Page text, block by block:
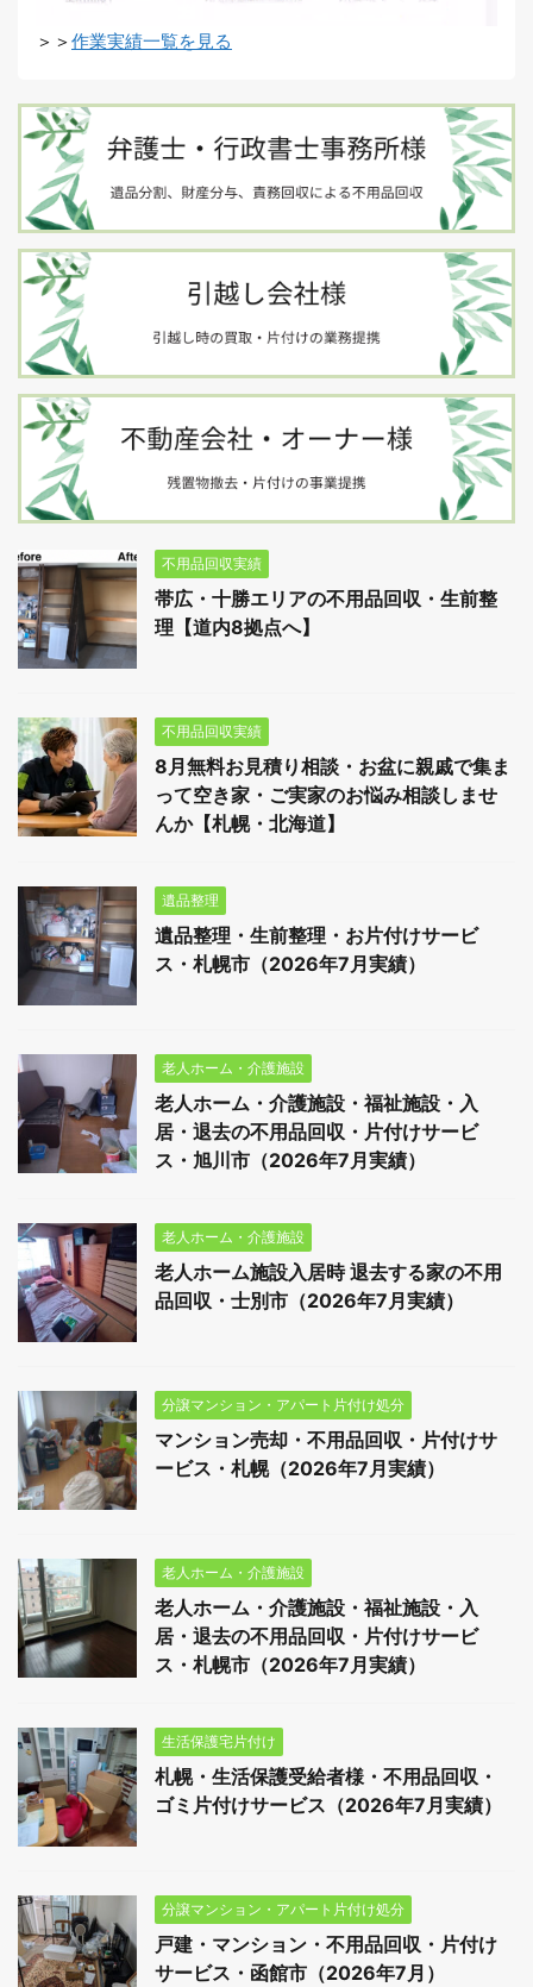
＞＞ 作業実績一覧を見る
不用品回収実績
帯広・十勝エリアの不用品回収・生前整
理【道内8拠点へ】
不用品回収実績
8月無料お見積り相談・お盆に親戚で集ま
って空き家・ご実家のお悩み相談しませ
んか【札幌・北海道】
遺品整理
遺品整理・生前整理・お片付けサービ
ス・札幌市（2026年7月実績）
老人ホーム・介護施設
老人ホーム・介護施設・福祉施設・入
居・退去の不用品回収・片付けサービ
ス・旭川市（2026年7月実績）
老人ホーム・介護施設
老人ホーム施設入居時 退去する家の不用
品回収・士別市（2026年7月実績）
分譲マンション・アパート片付け処分
マンション売却・不用品回収・片付けサ
ービス・札幌（2026年7月実績）
老人ホーム・介護施設
老人ホーム・介護施設・福祉施設・入
居・退去の不用品回収・片付けサービ
ス・札幌市（2026年7月実績）
生活保護宅片付け
札幌・生活保護受給者様・不用品回収・
ゴミ片付けサービス（2026年7月実績）
分譲マンション・アパート片付け処分
戸建・マンション・不用品回収・片付け
サービス・函館市（2026年7月）